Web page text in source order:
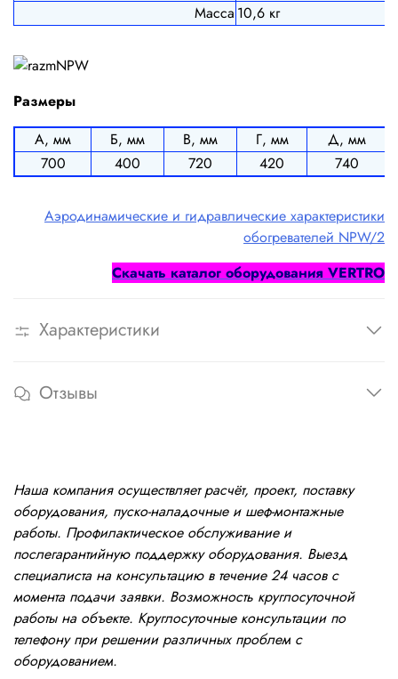
Масса 10,6 кг
Размеры
А, мм
Б, мм В, мм Г, мм
Д, мм
700
400 720 420 740
Аэродинамические и гидравлические характеристики
обогревателей NPW/2
Cкачать каталог оборудования VERTRO
Характеристики
Отзывы
Наша компания осуществляет расчёт, проект, поставку
оборудования, пуско-наладочные и шеф-монтажные
работы. Профилактическое обслуживание и
послегарантийную поддержку оборудования. Выезд
специалиста на консультацию в течение 24 часов с
момента подачи заявки. Возможность круглосуточной
работы на объекте. Круглосуточные консультации по
телефону при решении различных проблем с
оборудованием.